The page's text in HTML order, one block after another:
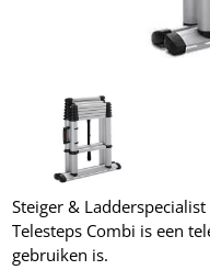
Steiger & Ladderspecialist
Telesteps Combi is een
gebruiken is.